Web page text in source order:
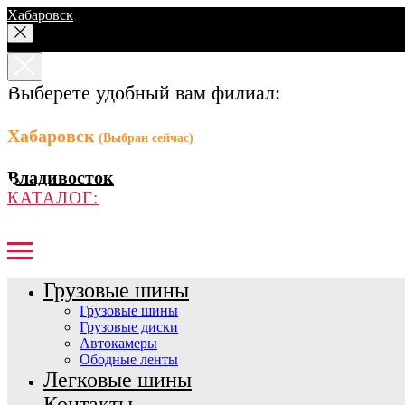
Хабаровск
Выберете удобный вам филиал:
Хабаровск (Выбран сейчас)
Владивосток
КАТАЛОГ:
Грузовые шины
Грузовые шины
Грузовые диски
Автокамеры
Ободные ленты
Легковые шины